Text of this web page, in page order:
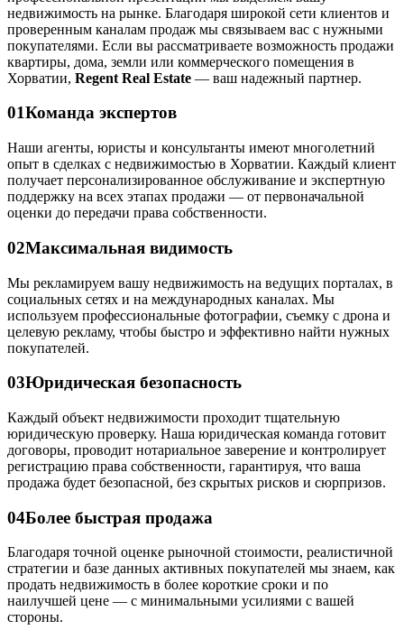
недвижимость на рынке. Благодаря широкой сети клиентов и
проверенным каналам продаж мы связываем вас с нужными
покупателями. Если вы рассматриваете возможность продажи
квартиры, дома, земли или коммерческого помещения в
Хорватии, Regent Real Estate — ваш надежный партнер.
01Команда экспертов
Наши агенты, юристы и консультанты имеют многолетний
опыт в сделках с недвижимостью в Хорватии. Каждый клиент
получает персонализированное обслуживание и экспертную
поддержку на всех этапах продажи — от первоначальной
оценки до передачи права собственности.
02Максимальная видимость
Мы рекламируем вашу недвижимость на ведущих порталах, в
социальных сетях и на международных каналах. Мы
используем профессиональные фотографии, съемку с дрона и
целевую рекламу, чтобы быстро и эффективно найти нужных
покупателей.
03Юридическая безопасность
Каждый объект недвижимости проходит тщательную
юридическую проверку. Наша юридическая команда готовит
договоры, проводит нотариальное заверение и контролирует
регистрацию права собственности, гарантируя, что ваша
продажа будет безопасной, без скрытых рисков и сюрпризов.
04Более быстрая продажа
Благодаря точной оценке рыночной стоимости, реалистичной
стратегии и базе данных активных покупателей мы знаем, как
продать недвижимость в более короткие сроки и по
наилучшей цене — с минимальными усилиями с вашей
стороны.